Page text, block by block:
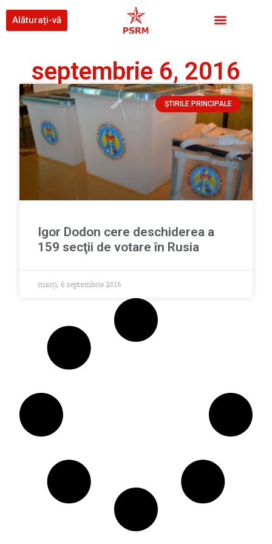
Alăturați-vă
septembrie 6, 2016
ȘTIRILE PRINCIPALE
Igor Dodon cere deschiderea a
159 secţii de votare în Rusia
marți, 6 septembrie 2016